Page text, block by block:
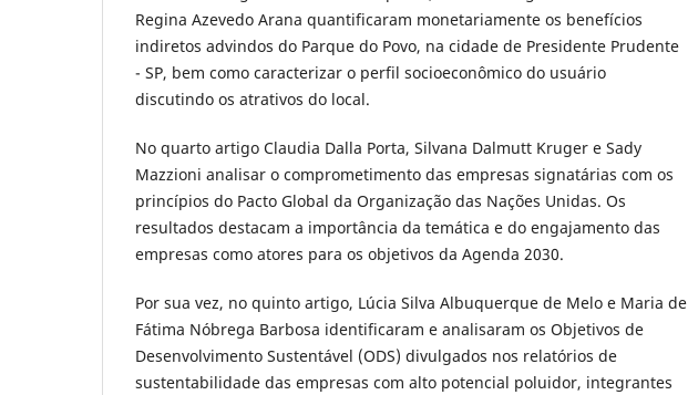
Regina Azevedo Arana quantificaram monetariamente os benefícios
indiretos advindos do Parque do Povo, na cidade de Presidente Prudente
- SP, bem como caracterizar o perfil socioeconômico do usuário
discutindo os atrativos do local.
No quarto artigo Claudia Dalla Porta, Silvana Dalmutt Kruger e Sady
Mazzioni analisar o comprometimento das empresas signatárias com os
princípios do Pacto Global da Organização das Nações Unidas. Os
resultados destacam a importância da temática e do engajamento das
empresas como atores para os objetivos da Agenda 2030.
Por sua vez, no quinto artigo, Lúcia Silva Albuquerque de Melo e Maria de
Fátima Nóbrega Barbosa identificaram e analisaram os Objetivos de
Desenvolvimento Sustentável (ODS) divulgados nos relatórios de
sustentabilidade das empresas com alto potencial poluidor, integrantes